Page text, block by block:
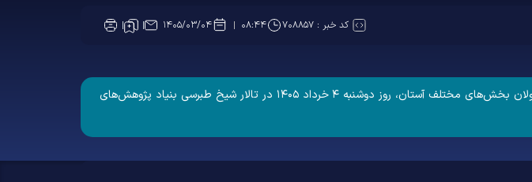
کد خبر :۷۰۸۸۵۷ ۰۸:۴۴ ۱۴۰۵/۰۳/۰۴
هفتمین جلسه مجمع مشورتی خدمه حرم مطهر رضوی، با حضور اعضای مجمع و جمعی از مسئولان بخش‌های مختلف آستان، روز دوشنبه ۴ خرداد ۱۴۰۵ در تالار شیخ طبرسی بنیاد پژوهش‌های